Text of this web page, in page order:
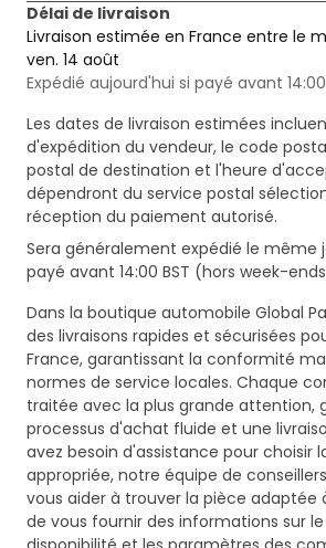
Délai de livraison
Livraison estimée en France entre le
ven. 14 août
Expédié aujourd'hui si payé avant 14:00
Les dates de livraison estimées
d'expédition du vendeur, le code
postal de destination et l'heure
dépendront du service postal
réception du paiement autorisé.
Sera généralement expédié le même
payé avant 14:00 BST (hors week-
Dans la boutique automobile Global
des livraisons rapides et sécurisées
France, garantissant la conformité
normes de service locales. Chaque
traitée avec la plus grande attention,
processus d'achat fluide et une
avez besoin d'assistance pour choisir
appropriée, notre équipe de
vous aider à trouver la pièce adaptée
de vous fournir des informations sur